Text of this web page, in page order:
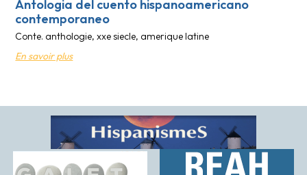
Antologia del cuento hispanoamericano
contemporaneo
Conte. anthologie, xxe siecle, amerique latine
En savoir plus